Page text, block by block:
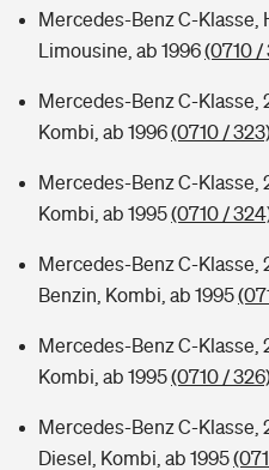
Mercedes-Benz C-Klasse,
Limousine, ab 1996(0710 /
Mercedes-Benz C-Klasse,
Kombi, ab 1996(0710 /
Mercedes-Benz C-Klasse,
Kombi, ab 1995(0710 /
Mercedes-Benz C-Klasse,
Benzin, Kombi, ab 1995
Mercedes-Benz C-Klasse,
Kombi, ab 1995(0710 /
Mercedes-Benz C-Klasse,
Diesel, Kombi, ab 1995